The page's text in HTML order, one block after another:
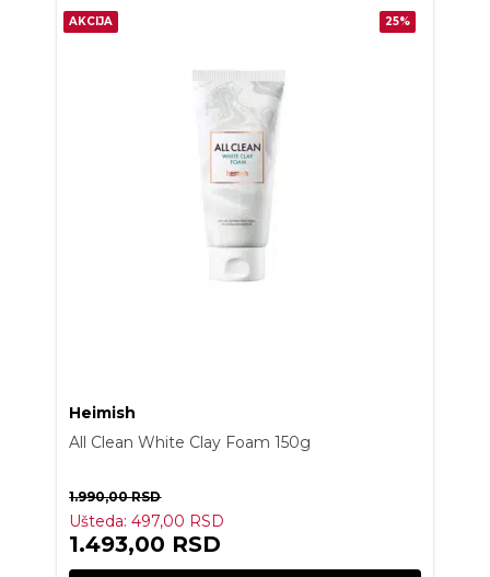
AKCIJA 25%
Heimish
All Clean White Clay Foam 150g
1.990,00RSD
Ušteda:497,00 RSD
1.493,00 RSD